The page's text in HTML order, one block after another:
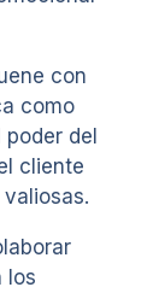
con
como
del
cliente
los